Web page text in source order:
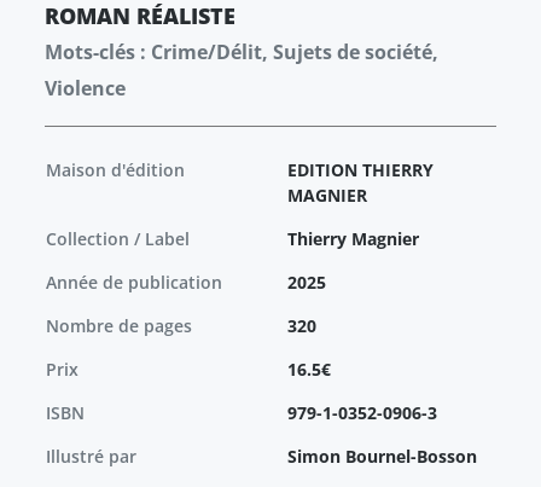
ROMAN RÉALISTE
Mots-clés : Crime/Délit, Sujets de société,
Violence
Maison d'édition
EDITION THIERRY
MAGNIER
Collection / Label
Thierry Magnier
Année de publication
2025
Nombre de pages
320
Prix
16.5€
ISBN
979-1-0352-0906-3
Illustré par
Simon Bournel-Bosson